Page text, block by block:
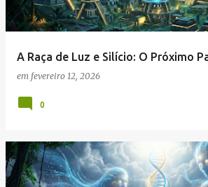
A Raça de Luz e Silício: O Próximo
em fevereiro 12, 2026
0